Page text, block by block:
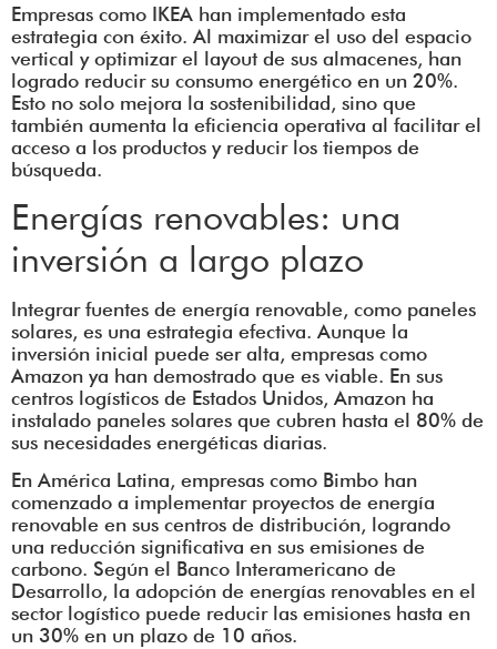
Empresas como IKEA han implementado esta
estrategia con éxito. Al maximizar el uso del espacio
vertical y optimizar el layout de sus almacenes, han
logrado reducir su consumo energético en un 20%.
Esto no solo mejora la sostenibilidad, sino que
también aumenta la eficiencia operativa al facilitar el
acceso a los productos y reducir los tiempos de
búsqueda.
Energías renovables: una
inversión a largo plazo
Integrar fuentes de energía renovable, como paneles
solares, es una estrategia efectiva. Aunque la
inversión inicial puede ser alta, empresas como
Amazon ya han demostrado que es viable. En sus
centros logísticos de Estados Unidos, Amazon ha
instalado paneles solares que cubren hasta el 80% de
sus necesidades energéticas diarias.
En América Latina, empresas como Bimbo han
comenzado a implementar proyectos de energía
renovable en sus centros de distribución, logrando
una reducción significativa en sus emisiones de
carbono. Según el Banco Interamericano de
Desarrollo, la adopción de energías renovables en el
sector logístico puede reducir las emisiones hasta en
un 30% en un plazo de 10 años.